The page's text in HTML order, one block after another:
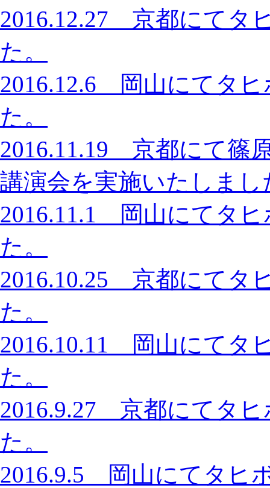
2016.12.27 京都にてタ
た。
2016.12.6 岡山にてタ
た。
2016.11.19 京都にて篠
講演会を実施いたしまし
2016.11.1 岡山にてタ
た。
2016.10.25 京都にてタ
た。
2016.10.11 岡山にてタ
た。
2016.9.27 京都にてタ
た。
2016.9.5 岡山にてタヒ